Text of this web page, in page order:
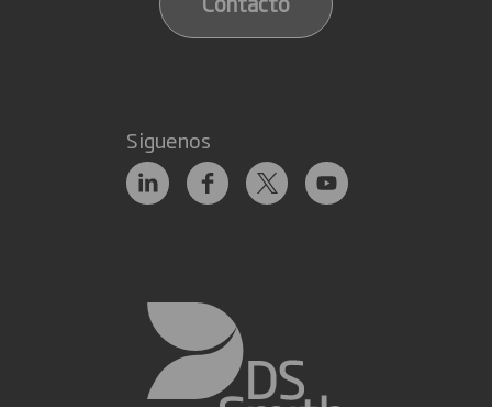
Siguenos